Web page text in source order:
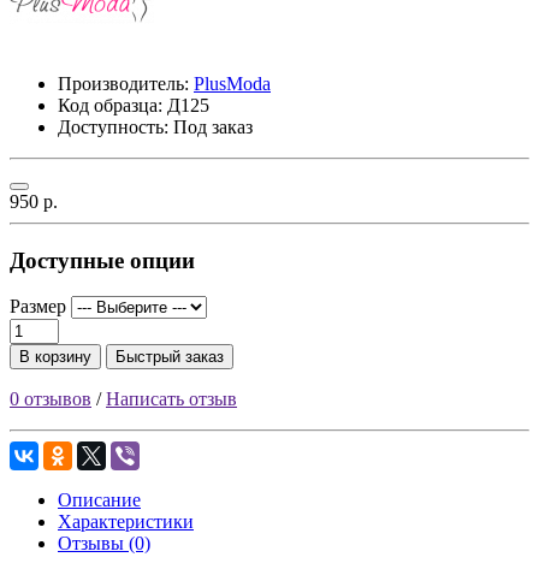
Производитель: PlusModa
Код образца: Д125
Доступность: Под заказ
950 р.
Доступные опции
Размер
В корзину Быстрый заказ
0 отзывов /Написать отзыв
Описание
Характеристики
Отзывы (0)